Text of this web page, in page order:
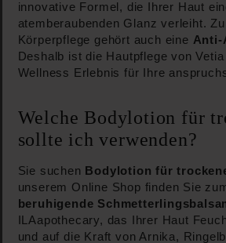
innovative Formel, die Ihrer Haut
atemberaubenden Glanz verleiht.
Körperpflege gehört auch eine Anti-
Deshalb ist die Hautpflege von
Wellness Erlebnis für Ihre
Welche Bodylotion für
sollte ich verwenden?
Sie suchen Bodylotion für
unserem Online Shop finden Sie
beruhigende
ILAapothecary, das Ihrer Haut
und auf die Kraft von Arnika,